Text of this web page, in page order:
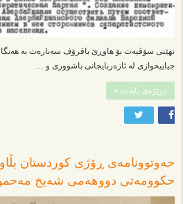
نهێنی سۆڤیەت بۆ هاوڕێ باقرۆف سەبارەت بە
جیاییخوازی لە ئازەربایجانی باشووری و …
درێژەی بابەت »
حەوتوونامەی ڕۆژی کوردستان
حکوومەتی دووهەمی شەیخ